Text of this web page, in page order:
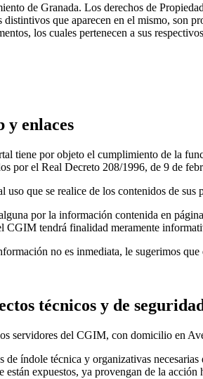
de Granada. Los derechos de
distintivos que aparecen en el mismo, son
los cuales pertenecen a sus
y enlaces
tiene por objeto el cumplimiento de la
por el Real Decreto 208/1996, de 9 de
que se realice de los contenidos de
por la información contenida en
CGIM tendrá finalidad meramente
no es inmediata, le sugerimos
técnicos y de
servidores del CGIM, con domicilio en
índole técnica y organizativas
están expuestos, ya provengan de la